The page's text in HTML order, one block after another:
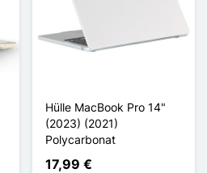
Hülle MacBook Pro 14"
(2023) (2021)
Polycarbonat
17,99 €